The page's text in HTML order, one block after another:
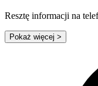
Resztę informacji na
Pokaż więcej >